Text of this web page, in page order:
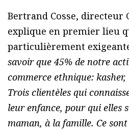
Bertrand Cosse, directeur
explique en premier lieu
particulièrement
savoir que 45% de notre
commerce ethnique:
Trois clientèles qui
leur enfance, pour qui elles
maman, à la famille. Ce